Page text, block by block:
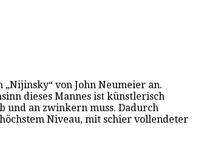
von John Neumeier an.
dieses Mannes ist künstlerisch
und an zwinkern muss. Dadurch
Niveau, mit schier vollendeter